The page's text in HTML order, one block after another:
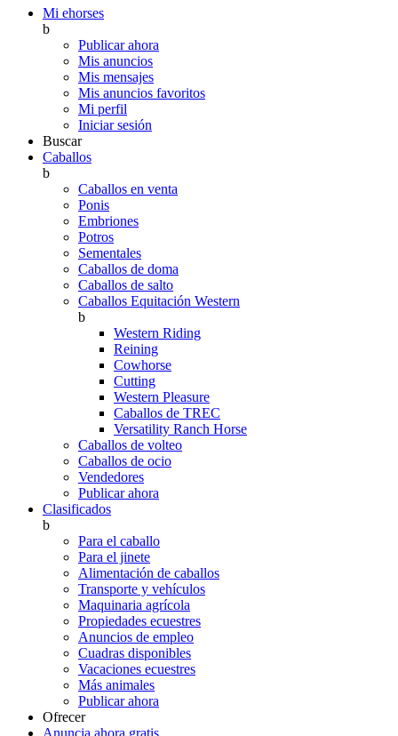
Mi ehorses
b
Publicar ahora
Mis anuncios
Mis mensajes
Mis anuncios favoritos
Mi perfil
Iniciar sesión
Buscar
Caballos
b
Caballos en venta
Ponis
Embriones
Potros
Sementales
Caballos de doma
Caballos de salto
Caballos Equitación Western
b
Western Riding
Reining
Cowhorse
Cutting
Western Pleasure
Caballos de TREC
Versatility Ranch Horse
Caballos de volteo
Caballos de ocio
Vendedores
Publicar ahora
Clasificados
b
Para el caballo
Para el jinete
Alimentación de caballos
Transporte y vehículos
Maquinaria agrícola
Propiedades ecuestres
Anuncios de empleo
Cuadras disponibles
Vacaciones ecuestres
Más animales
Publicar ahora
Ofrecer
Anuncia ahora gratis